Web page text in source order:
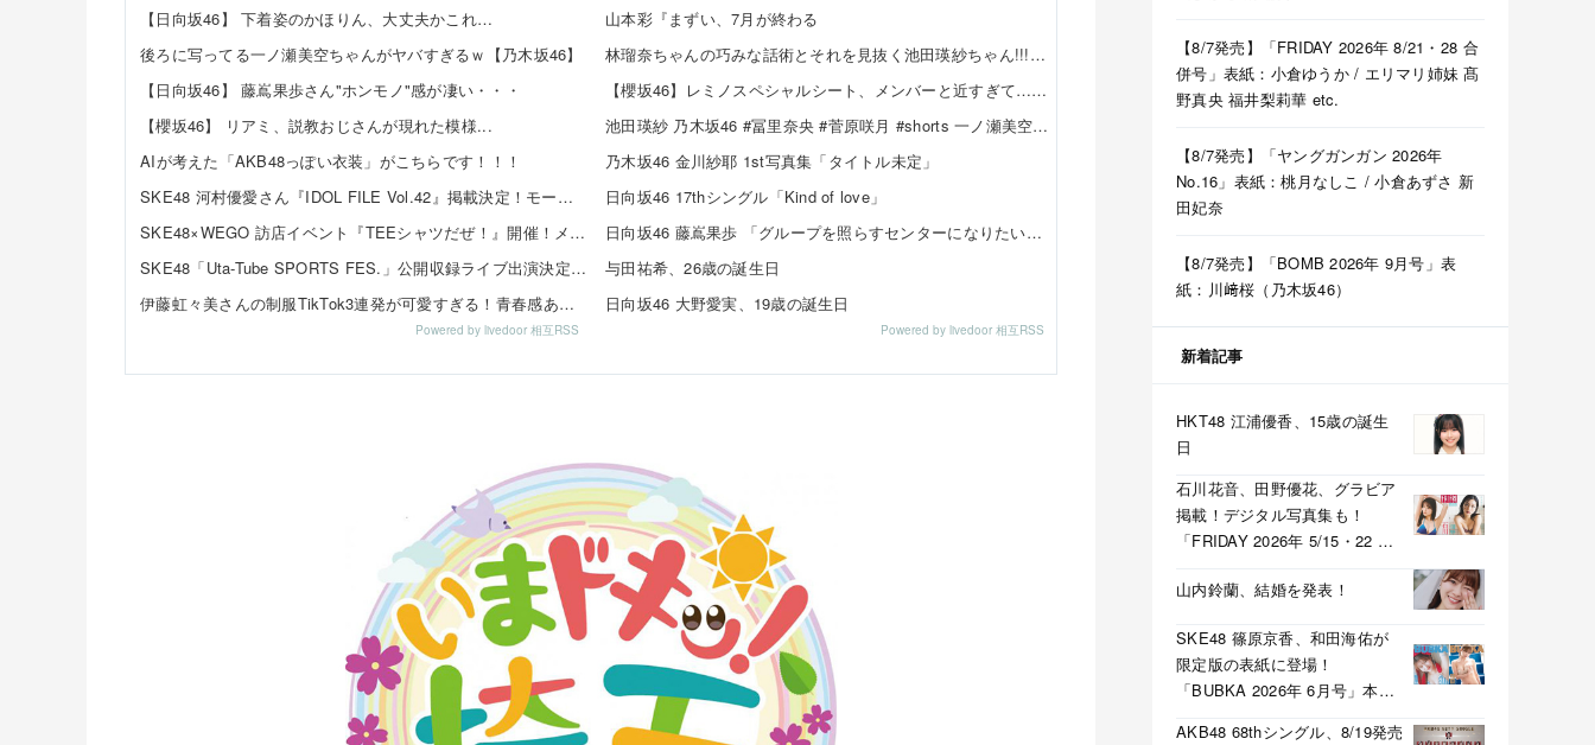
【日向坂46】 下着姿のかほりん、大丈夫かこれ…
後ろに写ってる一ノ瀬美空ちゃんがヤバすぎるｗ【乃木坂46】
【日向坂46】 藤嶌果歩さん"ホンモノ"感が凄い・・・
【櫻坂46】 リアミ、説教おじさんが現れた模様...
AIが考えた「AKB48っぽい衣装」がこちらです！！！
SKE48 河村優愛さん『IDOL FILE Vol.42』掲載決定！モード系ファッションで新たな魅力を披露
SKE48×WEGO 訪店イベント『TEEシャツだぜ！』開催！メンバーが大須店でコーディネート【SNSまとめ】
SKE48「Uta-Tube SPORTS FES.」公開収録ライブ出演決定！
伊藤虹々美さんの制服TikTok3連発が可愛すぎる！青春感あふれるダンス動画に注目✨
Powered by livedoor 相互RSS
山本彩『まずい、7月が終わる
林瑠奈ちゃんの巧みな話術とそれを見抜く池田瑛紗ちゃん!!!【乃木坂46】
【櫻坂46】レミノスペシャルシート、メンバーと近すぎて…【全国ツアー2026】
池田瑛紗 乃木坂46 #冨里奈央 #菅原咲月 #shorts 一ノ瀬美空 五百城茉央 瀬戸口心月 奥の反応まとめ
乃木坂46 金川紗耶 1st写真集「タイトル未定」
日向坂46 17thシングル「Kind of love」
日向坂46 藤嶌果歩 「グループを照らすセンターになりたい」何倍もキラキラしたかほりんが降臨【坂道の火曜日】
与田祐希、26歳の誕生日
日向坂46 大野愛実、19歳の誕生日
Powered by livedoor 相互RSS
【8/7発売】「FRIDAY 2026年 8/21・28 合
併号」表紙：小倉ゆうか / エリマリ姉妹 髙
野真央 福井梨莉華 etc.
【8/7発売】「ヤングガンガン 2026年
No.16」表紙：桃月なしこ / 小倉あずさ 新
田妃奈
【8/7発売】「BOMB 2026年 9月号」表
紙：川﨑桜（乃木坂46）
新着記事
HKT48 江浦優香、15歳の誕生
日
石川花音、田野優花、グラビア
掲載！デジタル写真集も！
「FRIDAY 2026年 5/15・22 合
山内鈴蘭、結婚を発表！
SKE48 篠原京香、和田海佑が
限定版の表紙に登場！
「BUBKA 2026年 6月号」本日
AKB48 68thシングル、8/19発売